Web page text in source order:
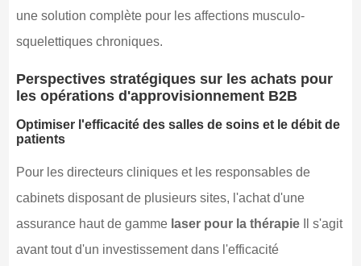
une solution complète pour les affections musculo-
squelettiques chroniques.
Perspectives stratégiques sur les achats pour
les opérations d'approvisionnement B2B
Optimiser l'efficacité des salles de soins et le débit de
patients
Pour les directeurs cliniques et les responsables de
cabinets disposant de plusieurs sites, l'achat d'une
assurance haut de gamme laser pour la thérapieIl s'agit
avant tout d'un investissement dans l'efficacité